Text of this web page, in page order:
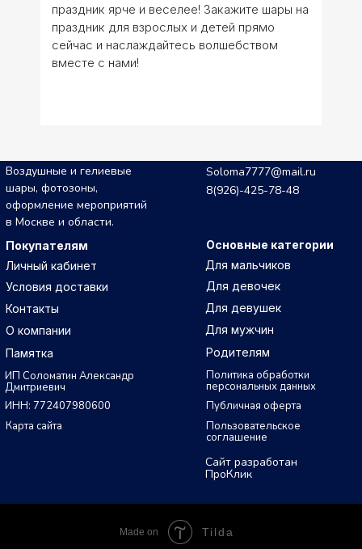
праздник ярче и веселее! Закажите шары на
праздник для взрослых и детей прямо
сейчас и наслаждайтесь волшебством
вместе с нами!
Сайт разработан
ПроКлик
Карта сайта
Публичная оферта
Пользовательское
соглашение
Политика обработки
персональных данных
Soloma7777@mail.ru
Воздушные и гелиевые
шары, фотозоны,
оформление мероприятий
в Москве и области.
8(926)-425-78-48
ИНН: 772407980600
ИП Соломатин Александр
Дмитриевич
Основные категории
Родителям
Для мужчин
Для девушек
Для мальчиков
Для девочек
Покупателям
Памятка
О компании
Контакты
Личный кабинет
Условия доставки
Made on Tilda